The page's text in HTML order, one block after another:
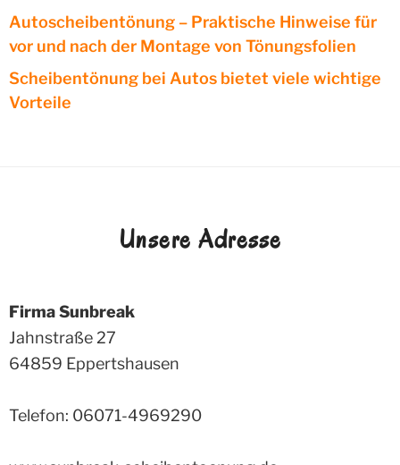
Autoscheibentönung – Praktische Hinweise für
vor und nach der Montage von Tönungsfolien
Scheibentönung bei Autos bietet viele wichtige
Vorteile
Unsere Adresse
Firma Sunbreak
Jahnstraße 27
64859 Eppertshausen
Telefon: 06071-4969290